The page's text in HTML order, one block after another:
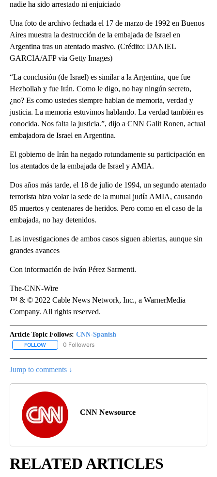
nadie ha sido arrestado ni enjuiciado
Una foto de archivo fechada el 17 de marzo de 1992 en Buenos
Aires muestra la destrucción de la embajada de Israel en
Argentina tras un atentado masivo. (Crédito: DANIEL
GARCIA/AFP via Getty Images)
“La conclusión (de Israel) es similar a la Argentina, que fue
Hezbollah y fue Irán. Como le digo, no hay ningún secreto,
¿no? Es como ustedes siempre hablan de memoria, verdad y
justicia. La memoria estuvimos hablando. La verdad también es
conocida. Nos falta la justicia.”, dijo a CNN Galit Ronen, actual
embajadora de Israel en Argentina.
El gobierno de Irán ha negado rotundamente su participación en
los atentados de la embajada de Israel y AMIA.
Dos años más tarde, el 18 de julio de 1994, un segundo atentado
terrorista hizo volar la sede de la mutual judía AMIA, causando
85 muertos y centenares de heridos. Pero como en el caso de la
embajada, no hay detenidos.
Las investigaciones de ambos casos siguen abiertas, aunque sin
grandes avances
Con información de Iván Pérez Sarmenti.
The-CNN-Wire
™ & © 2022 Cable News Network, Inc., a WarnerMedia
Company. All rights reserved.
Article Topic Follows: CNN-Spanish
FOLLOW FOLLOW "CNN-SPANISH" TO RECEIVE NOTIFICATIONS ABOUT
0 Followers
Jump to comments ↓
CNN Newsource
RELATED ARTICLES